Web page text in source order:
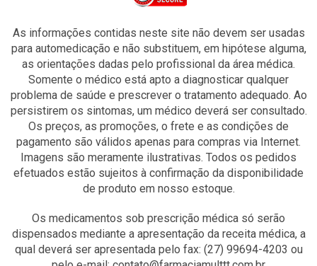
As informações contidas neste site não devem ser usadas
para automedicação e não substituem, em hipótese alguma,
as orientações dadas pelo profissional da área médica.
Somente o médico está apto a diagnosticar qualquer
problema de saúde e prescrever o tratamento adequado. Ao
persistirem os sintomas, um médico deverá ser consultado.
Os preços, as promoções, o frete e as condições de
pagamento são válidos apenas para compras via Internet.
Imagens são meramente ilustrativas. Todos os pedidos
efetuados estão sujeitos à confirmação da disponibilidade
de produto em nosso estoque.
Os medicamentos sob prescrição médica só serão
dispensados mediante a apresentação da receita médica, a
qual deverá ser apresentada pelo fax: (27) 99694-4203 ou